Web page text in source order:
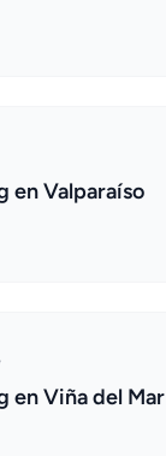
en Valparaíso
en Viña del Mar